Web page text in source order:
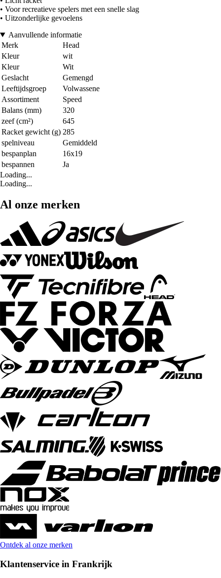
• Voor recreatieve spelers met een snelle slag
• Uitzonderlijke gevoelens
Aanvullende informatie
Merk
Head
Kleur
wit
Kleur
Wit
Geslacht
Gemengd
Leeftijdsgroep
Volwassene
Assortiment
Speed
Balans (mm)
320
zeef (cm²)
645
Racket gewicht (g) 285
spelniveau
Gemiddeld
bespanplan
16x19
bespannen
Ja
Loading...
Loading...
Al onze merken
Ontdek al onze merken
Klantenservice in Frankrijk